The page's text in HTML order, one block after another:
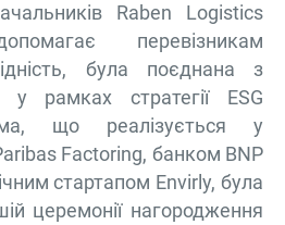
Raben Logistics
перевізникам
була поєднана з
у рамках стратегії ESG
що реалізується у
Factoring, банком BNP
стартапом Envirly, була
церемонії нагородження